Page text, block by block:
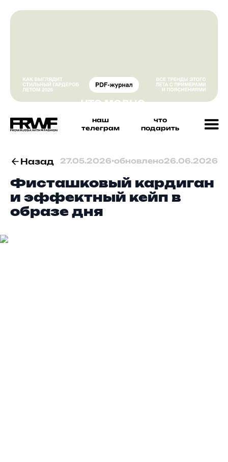
наш
телеграм
что
подарить
Назад 27.05.2026•обновлено26.06.2026
Фисташковый кардиган
и эффектный кейп в
образе дня